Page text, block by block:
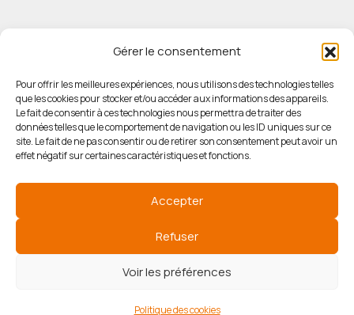
Gérer le consentement
Pour offrir les meilleures expériences, nous utilisons des technologies telles
que les cookies pour stocker et/ou accéder aux informations des appareils.
Le fait de consentir à ces technologies nous permettra de traiter des
données telles que le comportement de navigation ou les ID uniques sur ce
site. Le fait de ne pas consentir ou de retirer son consentement peut avoir un
effet négatif sur certaines caractéristiques et fonctions.
Accepter
Refuser
Voir les préférences
Politique des cookies
© HORIZON IMMOBILIER
Mentions légales
Politique des cookies